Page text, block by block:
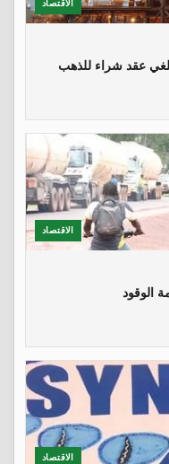
الاقتصاد
عقد شراء للذهب
الاقتصاد
الوقود
الاقتصاد